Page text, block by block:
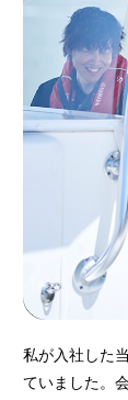
私が入社した
ていました。